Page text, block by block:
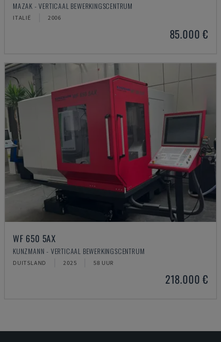
MAZAK - VERTICAAL BEWERKINGSCENTRUM
ITALIË 2006
85.000 €
WF 650 5AX
KUNZMANN - VERTICAAL BEWERKINGSCENTRUM
DUITSLAND 2025 58 UUR
218.000 €